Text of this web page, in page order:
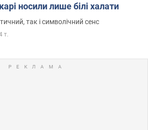
носили лише білі халати
так і символічний сенс
т.